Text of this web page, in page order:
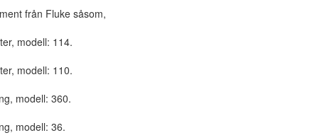
från Fluke såsom,
modell: 114.
modell: 110.
modell: 360.
modell: 36.